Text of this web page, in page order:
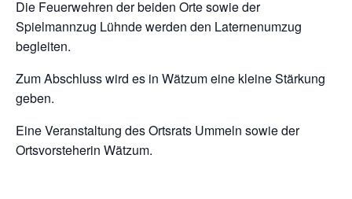
Die Feuerwehren der beiden Orte sowie der
Spielmannzug Lühnde werden den Laternenumzug
begleiten.
Zum Abschluss wird es in Wätzum eine kleine Stärkung
geben.
Eine Veranstaltung des Ortsrats Ummeln sowie der
Ortsvorsteherin Wätzum.